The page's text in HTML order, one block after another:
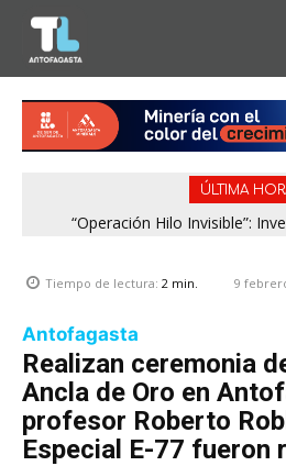
ÚLTIMA
“Operación Hilo Invisible”:
Tiempo de lectura: 2 min. 9
Antofagasta
Realizan ceremonia
Ancla de Oro en
profesor Roberto
Especial E-77 fueron